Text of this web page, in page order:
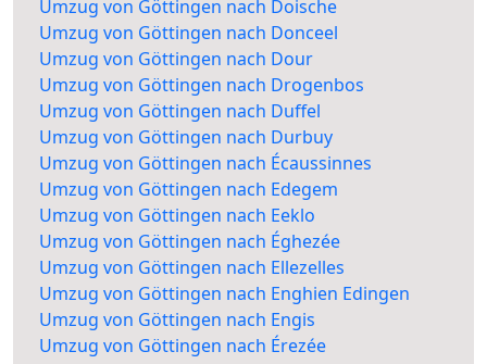
Umzug von Göttingen nach Doische
Umzug von Göttingen nach Donceel
Umzug von Göttingen nach Dour
Umzug von Göttingen nach Drogenbos
Umzug von Göttingen nach Duffel
Umzug von Göttingen nach Durbuy
Umzug von Göttingen nach Écaussinnes
Umzug von Göttingen nach Edegem
Umzug von Göttingen nach Eeklo
Umzug von Göttingen nach Éghezée
Umzug von Göttingen nach Ellezelles
Umzug von Göttingen nach Enghien Edingen
Umzug von Göttingen nach Engis
Umzug von Göttingen nach Érezée